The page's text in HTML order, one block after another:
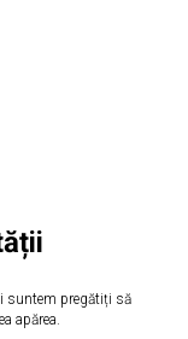
suntem pregătiți să
apărea.